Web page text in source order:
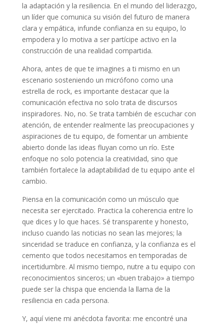
la adaptación y la resiliencia. En el mundo del liderazgo,
un líder que comunica su visión del futuro de manera
clara y empática, infunde confianza en su equipo, lo
empodera y lo motiva a ser partícipe activo en la
construcción de una realidad compartida.
Ahora, antes de que te imagines a ti mismo en un
escenario sosteniendo un micrófono como una
estrella de rock, es importante destacar que la
comunicación efectiva no solo trata de discursos
inspiradores. No, no. Se trata también de escuchar con
atención, de entender realmente las preocupaciones y
aspiraciones de tu equipo, de fomentar un ambiente
abierto donde las ideas fluyan como un río. Este
enfoque no solo potencia la creatividad, sino que
también fortalece la adaptabilidad de tu equipo ante el
cambio.
Piensa en la comunicación como un músculo que
necesita ser ejercitado. Practica la coherencia entre lo
que dices y lo que haces. Sé transparente y honesto,
incluso cuando las noticias no sean las mejores; la
sinceridad se traduce en confianza, y la confianza es el
cemento que todos necesitamos en temporadas de
incertidumbre. Al mismo tiempo, nutre a tu equipo con
reconocimientos sinceros; un «buen trabajo» a tiempo
puede ser la chispa que encienda la llama de la
resiliencia en cada persona.
Y, aquí viene mi anécdota favorita: me encontré una